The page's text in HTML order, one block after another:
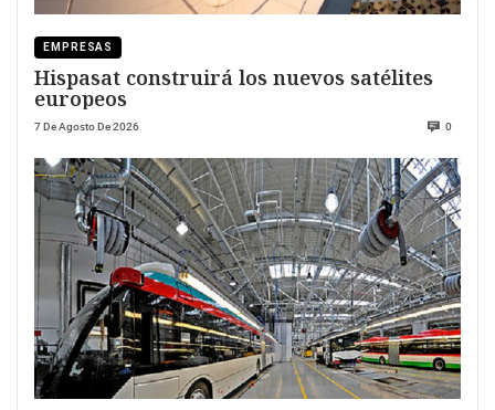
EMPRESAS
Hispasat construirá los nuevos satélites
europeos
7 De Agosto De 2026 0